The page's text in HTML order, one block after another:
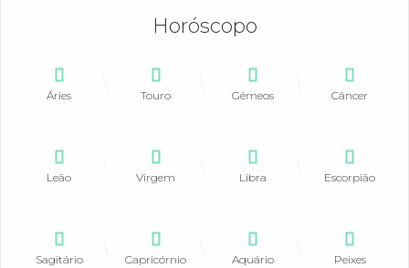
Horóscopo
Áries Touro Gêmeos Câncer
Leão Virgem Libra Escorpião
Sagitário Capricórnio Aquário Peixes